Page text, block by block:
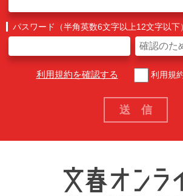
パスワード（半角英数6文字以上12文字以下）
利用規約を確認する 利用規